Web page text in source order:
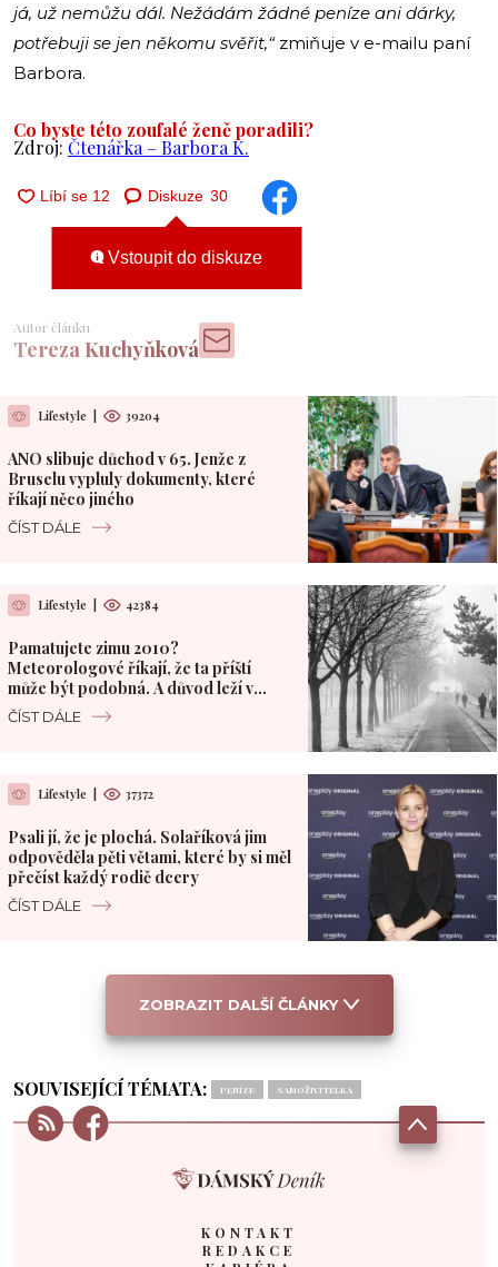
já, už nemůžu dál. Nežádám žádné peníze ani dárky,
potřebuji se jen někomu svěřit,“zmiňuje v e-mailu paní
Barbora.
Co byste této zoufalé ženě poradili?
Zdroj: Čtenářka – Barbora K.
Diskuze 30
Vstoupit do diskuze
Autor článku
Tereza Kuchyňková
Lifestyle 39204
ANO slibuje důchod v 65. Jenže z
Bruselu vypluly dokumenty, které
říkají něco jiného
ČÍST DÁLE
Lifestyle 42384
Pamatujete zimu 2010?
Meteorologové říkají, že ta příští
může být podobná. A důvod leží v
Pacifiku
ČÍST DÁLE
Lifestyle 37372
Psali jí, že je plochá. Solaříková jim
odpověděla pěti větami, které by si měl
přečíst každý rodič dcery
ČÍST DÁLE
ZOBRAZIT DALŠÍ ČLÁNKY
SOUVISEJÍCÍ TÉMATA: PENÍZE SAMOŽIVITELKA
KONTAKT
REDAKCE